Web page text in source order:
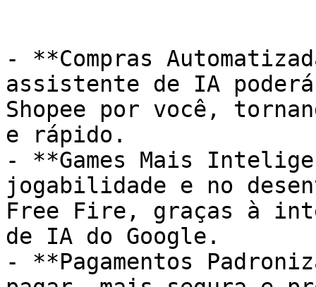
- **Compras
assistente de IA
Shopee por você,
e rápido.
- **Games Mais
jogabilidade e no
Free Fire, graças à
de IA do Google.
- **Pagamentos